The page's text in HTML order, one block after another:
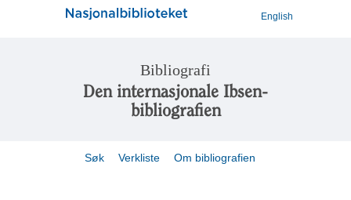
English
Bibliografi
Den internasjonale Ibsen-
bibliografien
Søk Verkliste Om bibliografien